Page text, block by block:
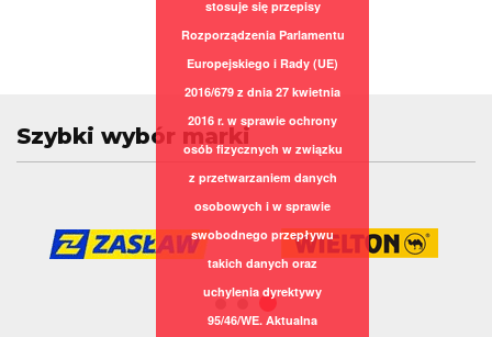
Szybki wybór marki
stosuje się przepisy
Rozporządzenia Parlamentu
Europejskiego i Rady (UE)
2016/679 z dnia 27 kwietnia
2016 r. w sprawie ochrony
osób fizycznych w związku
z przetwarzaniem danych
osobowych i w sprawie
swobodnego przepływu
takich danych oraz
uchylenia dyrektywy
95/46/WE. Aktualna